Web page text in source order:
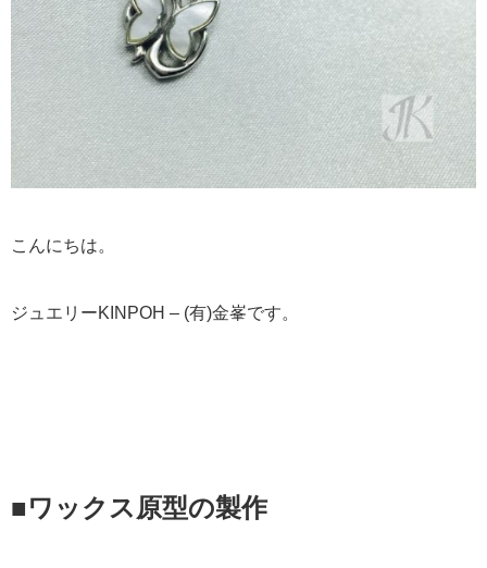
こんにちは。
ジュエリーKINPOH – (有)金峯です。
■ワックス原型の製作